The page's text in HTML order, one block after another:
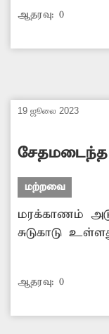
அதிகமாக
ஓட்டிகளுக்கு
எனவே வாகன
பறக்காத
ஆதரவு: 0
19 ஜூலை 2023
மற்றவை
மரக்காணம்
சுடுகாடு
பாதையில்
சேதமடைந்து
பொதுமக்கள்
ஆதரவு: 0